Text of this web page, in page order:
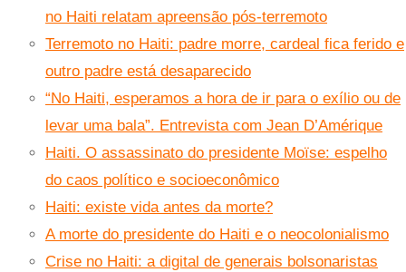
no Haiti relatam apreensão pós-terremoto
Terremoto no Haiti: padre morre, cardeal fica ferido e
outro padre está desaparecido
“No Haiti, esperamos a hora de ir para o exílio ou de
levar uma bala”. Entrevista com Jean D’Amérique
Haiti. O assassinato do presidente Moïse: espelho
do caos político e socioeconômico
Haiti: existe vida antes da morte?
A morte do presidente do Haiti e o neocolonialismo
Crise no Haiti: a digital de generais bolsonaristas